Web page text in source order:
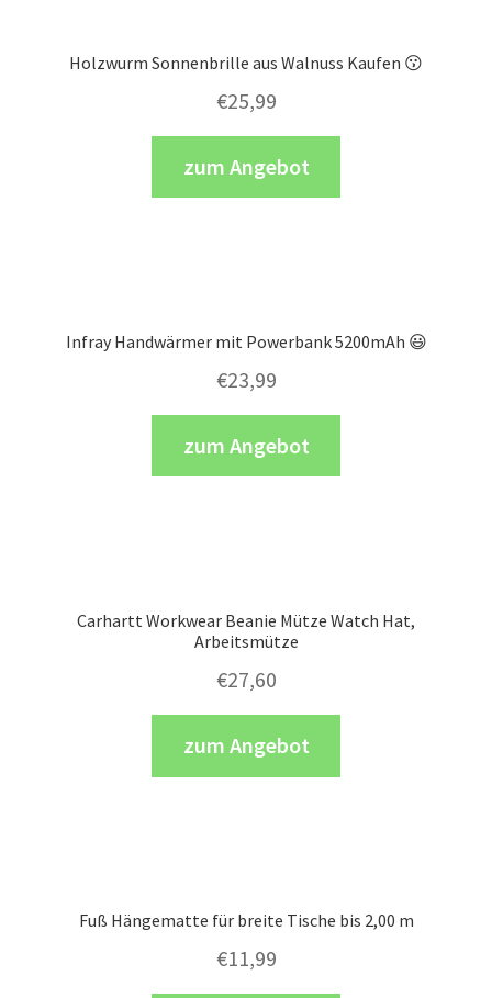
Holzwurm Sonnenbrille aus Walnuss Kaufen 😗
€25,99
zum Angebot
Infray Handwärmer mit Powerbank 5200mAh 😃
€23,99
zum Angebot
Carhartt Workwear Beanie Mütze Watch Hat,
Arbeitsmütze
€27,60
zum Angebot
Fuß Hängematte für breite Tische bis 2,00 m
€11,99